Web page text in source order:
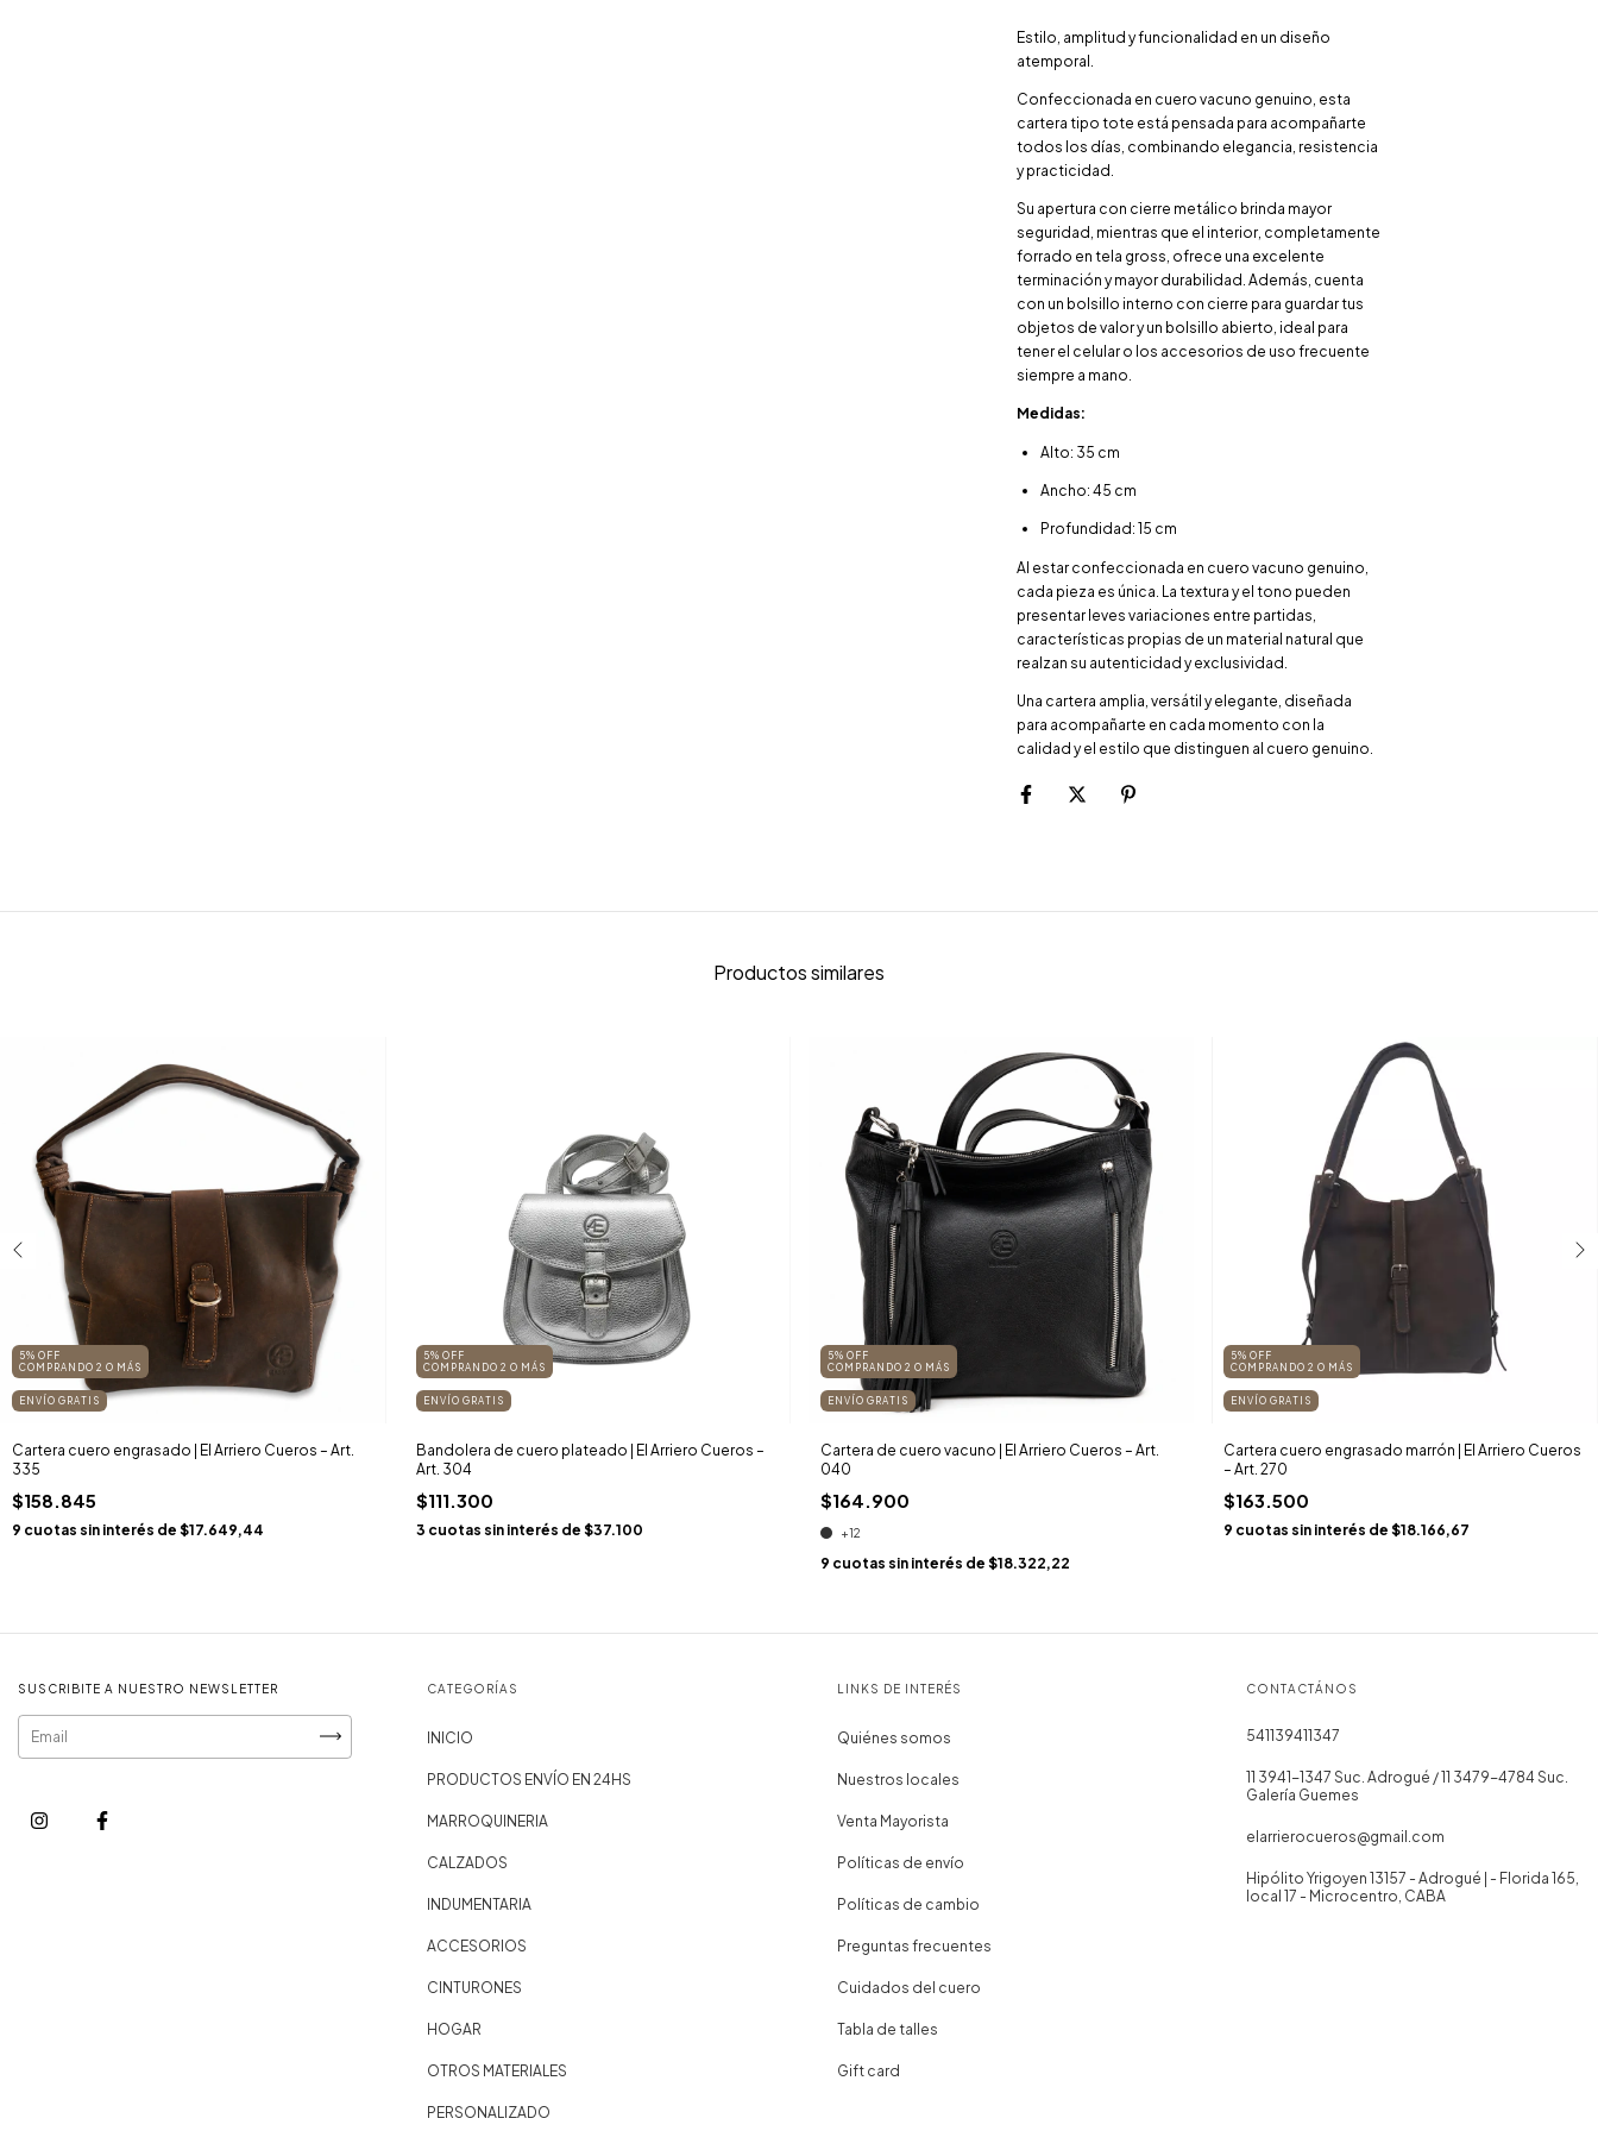
Estilo, amplitud y funcionalidad en un diseño
atemporal.
Confeccionada en cuero vacuno genuino, esta
cartera tipo tote está pensada para acompañarte
todos los días, combinando elegancia, resistencia
y practicidad.
Su apertura con cierre metálico brinda mayor
seguridad, mientras que el interior, completamente
forrado en tela gross, ofrece una excelente
terminación y mayor durabilidad. Además, cuenta
con un bolsillo interno con cierre para guardar tus
objetos de valor y un bolsillo abierto, ideal para
tener el celular o los accesorios de uso frecuente
siempre a mano.
Medidas:
Alto: 35 cm
Ancho: 45 cm
Profundidad: 15 cm
Al estar confeccionada en cuero vacuno genuino,
cada pieza es única. La textura y el tono pueden
presentar leves variaciones entre partidas,
características propias de un material natural que
realzan su autenticidad y exclusividad.
Una cartera amplia, versátil y elegante, diseñada
para acompañarte en cada momento con la
calidad y el estilo que distinguen al cuero genuino.
Productos similares
5% OFF
COMPRANDO 2 O MÁS
ENVÍO GRATIS
Cartera cuero engrasado | El Arriero Cueros – Art.
335
$158.845
9 cuotas sin interés de $17.649,44
5% OFF
COMPRANDO 2 O MÁS
ENVÍO GRATIS
Bandolera de cuero plateado | El Arriero Cueros –
Art. 304
$111.300
3 cuotas sin interés de $37.100
5% OFF
COMPRANDO 2 O MÁS
ENVÍO GRATIS
Cartera de cuero vacuno | El Arriero Cueros – Art.
040
$164.900
+12
9 cuotas sin interés de $18.322,22
5% OFF
COMPRANDO 2 O MÁS
ENVÍO GRATIS
Cartera cuero engrasado marrón | El Arriero Cueros
– Art. 270
$163.500
9 cuotas sin interés de$18.166,67
SUSCRIBITE A NUESTRO NEWSLETTER CATEGORÍAS
INICIO
PRODUCTOS ENVÍO EN 24HS
MARROQUINERIA
CALZADOS
INDUMENTARIA
ACCESORIOS
CINTURONES
HOGAR
OTROS MATERIALES
PERSONALIZADO
LINKS DE INTERÉS
Quiénes somos
Nuestros locales
Venta Mayorista
Políticas de envío
Políticas de cambio
Preguntas frecuentes
Cuidados del cuero
Tabla de talles
Gift card
CONTACTÁNOS
541139411347
11 3941-1347 Suc. Adrogué / 11 3479-4784 Suc.
Galería Guemes
elarrierocueros@gmail.com
Hipólito Yrigoyen 13157 - Adrogué | - Florida 165,
local 17 - Microcentro, CABA